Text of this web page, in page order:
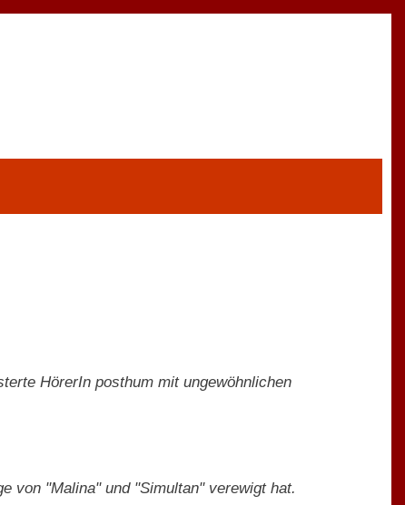
HörerIn posthum mit ungewöhnlichen
von "Malina" und "Simultan" verewigt hat.